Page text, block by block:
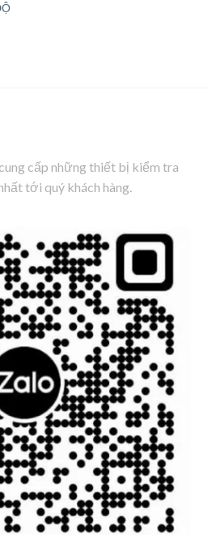
cấp những thiết bị kiểm tra
tới quý khách hàng.